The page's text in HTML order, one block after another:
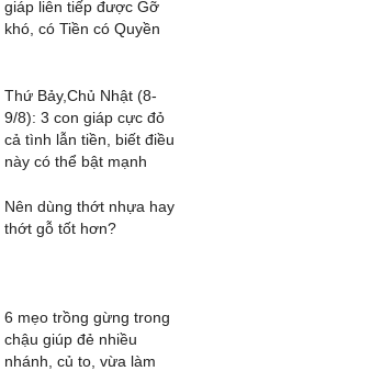
giáp liên tiếp được Gỡ
khó, có Tiền có Quyền
Thứ Bảy,Chủ Nhật (8-
9/8): 3 con giáp cực đỏ
cả tình lẫn tiền, biết điều
này có thể bật mạnh
Nên dùng thớt nhựa hay
thớt gỗ tốt hơn?
6 mẹo trồng gừng trong
chậu giúp đẻ nhiều
nhánh, củ to, vừa làm